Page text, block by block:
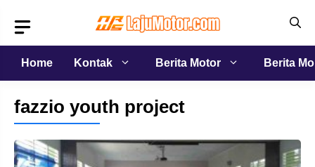
isi
Home
Kontak Berita Motor Berita
fazzio youth project